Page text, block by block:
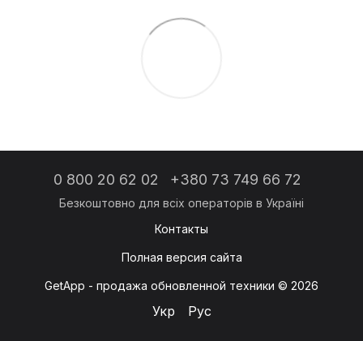
0 800 20 62 02 +380 73 749 66 72
Контакты
Полная версия сайта
GetApp - продажа обновленной техники © 2026
Укр Рус